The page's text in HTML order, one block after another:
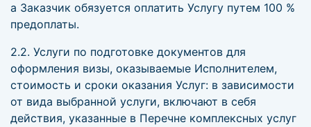
а Заказчик обязуется оплатить Услугу путем 100 %
предоплаты.
2.2. Услуги по подготовке документов для
оформления визы, оказываемые Исполнителем,
стоимость и сроки оказания Услуг: в зависимости
от вида выбранной услуги, включают в себя
действия, указанные в Перечне комплексных услуг